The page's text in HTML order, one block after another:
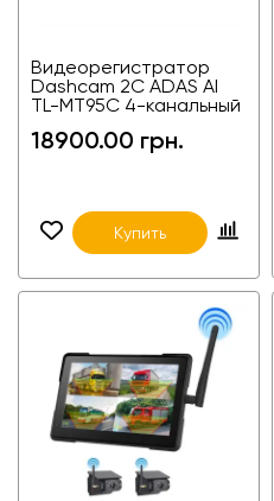
Видеорегистратор
Dashcam 2C ADAS AI
TL-MT95C 4-канальный
встроенной
грузовиков, фур,
агротехники и
спецтехники.
18900.00 грн.
Купить